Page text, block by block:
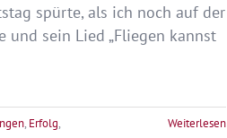
spürte, als ich noch auf der
und sein Lied „Fliegen kannst
, Erfolg,
Weiterlesen